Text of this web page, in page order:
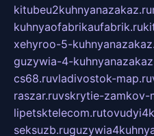
kitubeu2kuhnyanazakaz.ru
kuhnyaofabrikaufabrik.ru
xehyroo-5-
guzywia-4-
cs68.ruvladivostok-map.ru
raszar.ruvskrytie-zamkov-
lipetsktelecom.ru
seksuzb.ru